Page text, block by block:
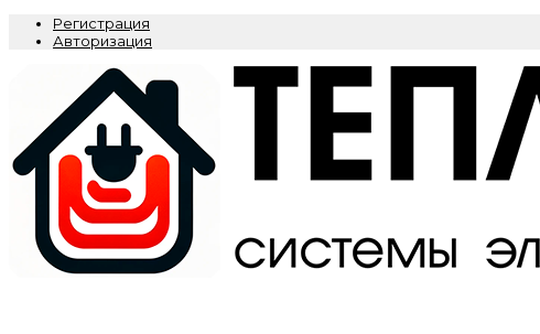
Регистрация
Авторизация